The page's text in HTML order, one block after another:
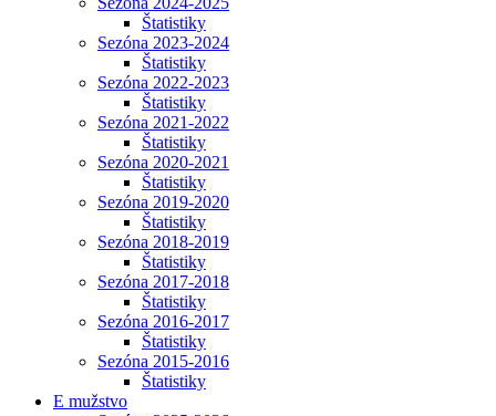
Štatistiky
Sezóna 2023-2024
Štatistiky
Sezóna 2022-2023
Štatistiky
Sezóna 2021-2022
Štatistiky
Sezóna 2020-2021
Štatistiky
Sezóna 2019-2020
Štatistiky
Sezóna 2018-2019
Štatistiky
Sezóna 2017-2018
Štatistiky
Sezóna 2016-2017
Štatistiky
Sezóna 2015-2016
Štatistiky
E mužstvo